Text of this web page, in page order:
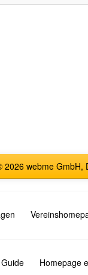
2026 webme GmbH,
Homepage